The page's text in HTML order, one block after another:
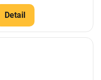
Detail